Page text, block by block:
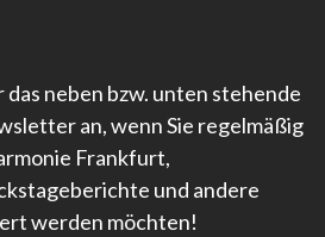
das neben bzw. unten stehende
an, wenn Sie regelmäßig
Frankfurt,
und andere
werden möchten!